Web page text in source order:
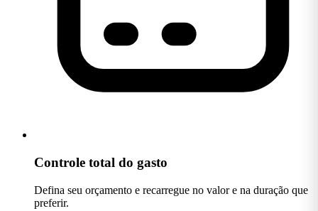
Controle total do gasto
Defina seu orçamento e recarregue no valor e na duração que
preferir.